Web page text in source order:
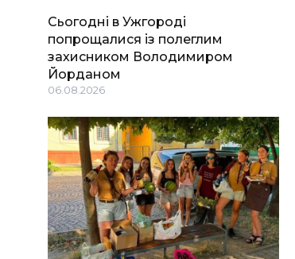
Сьогодні в Ужгороді
попрощалися із полеглим
захисником Володимиром
Йорданом
06.08.2026